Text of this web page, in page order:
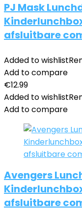
PJ Mask
afsluitbare
Added to wishlist
Add to compare
€12.99
Added to wishlist
Add to compare
Avengers
afsluitbare